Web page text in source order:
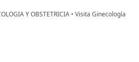
Y OBSTETRICIA • Visita Ginecología